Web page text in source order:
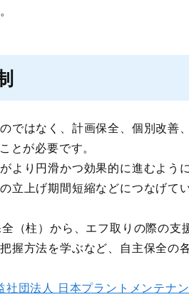
ではなく、計画保全、個別改善
とが必要です。
より円滑かつ効果的に進むよう
立上げ期間短縮などにつなげて
（柱）から、エフ取りの際の支
握方法を学ぶなど、自主保全の
社団法人 日本プラントメンテナ